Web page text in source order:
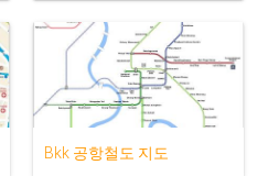
Bkk 공항철도 지도